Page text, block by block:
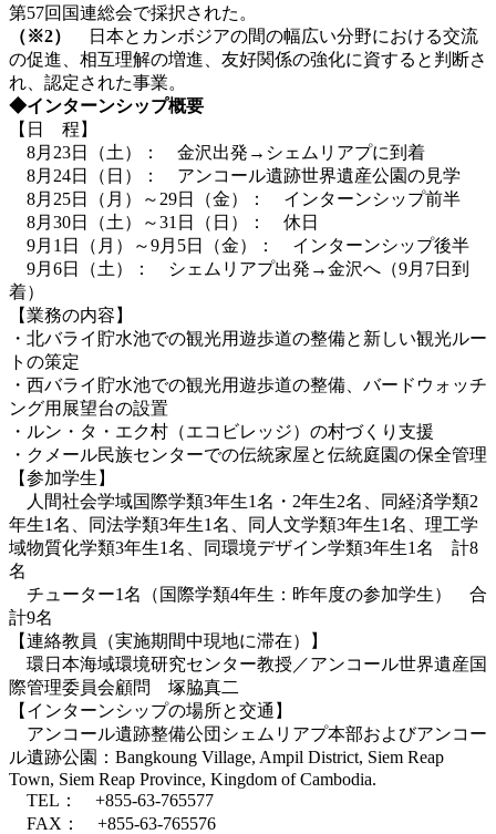
第57回国連総会で採択された。
（※2）
日本とカンボジアの間の幅広い分野における交流
の促進、相互理解の増進、友好関係の強化に資すると判断さ
れ、認定された事業。
◆インターンシップ概要
【日 程】
8月23日（土）： 金沢出発→シェムリアプに到着
8月24日（日）： アンコール遺跡世界遺産公園の見学
8月25日（月）～29日（金）： インターンシップ前半
8月30日（土）～31日（日）： 休日
9月1日（月）～9月5日（金）： インターンシップ後半
9月6日（土）： シェムリアプ出発→金沢へ（9月7日到
着）
【業務の内容】
・北バライ貯水池での観光用遊歩道の整備と新しい観光ルー
トの策定
・西バライ貯水池での観光用遊歩道の整備、バードウォッチ
ング用展望台の設置
・ルン・タ・エク村（エコビレッジ）の村づくり支援
・クメール民族センターでの伝統家屋と伝統庭園の保全管理
【参加学生】
人間社会学域国際学類3年生1名・2年生2名、同経済学類2
年生1名、同法学類3年生1名、同人文学類3年生1名、理工学
域物質化学類3年生1名、同環境デザイン学類3年生1名 計8
名
チューター1名（国際学類4年生：昨年度の参加学生） 合
計9名
【連絡教員（実施期間中現地に滞在）】
環日本海域環境研究センター教授／アンコール世界遺産国
際管理委員会顧問 塚脇真二
【インターンシップの場所と交通】
アンコール遺跡整備公団シェムリアプ本部およびアンコー
ル遺跡公園：Bangkoung Village, Ampil District, Siem Reap
Town, Siem Reap Province, Kingdom of Cambodia.
TEL： +855-63-765577
FAX： +855-63-765576